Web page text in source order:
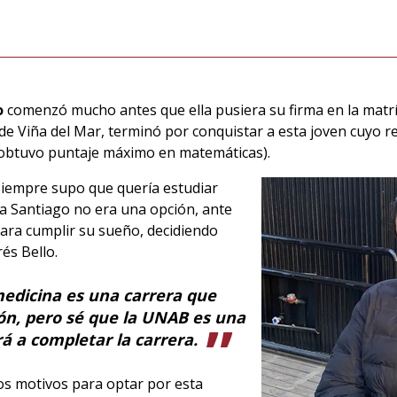
comenzó mucho antes que ella pusiera su firma en la
Viña del Mar, terminó por conquistar a esta joven cuyo
puntaje máximo en matemáticas).
supo que quería estudiar
Santiago no era una opción, ante
cumplir su sueño, decidiendo
Bello.
es una carrera que
pero sé que la UNAB es una
a completar la carrera.
motivos para optar por esta